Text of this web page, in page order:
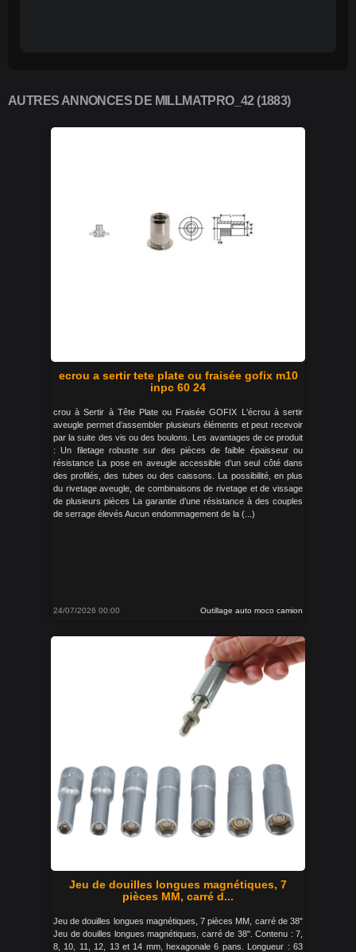
AUTRES ANNONCES DE MILLMATPRO_42 (1883)
ecrou a sertir tete plate ou fraisée gofix m10
inpc 60 24
crou à Sertir à Tête Plate ou Fraisée GOFIX L'écrou à sertir
aveugle permet d’assembler plusieurs éléments et peut recevoir
par la suite des vis ou des boulons. Les avantages de ce produit
: Un filetage robuste sur des pièces de faible épaisseur ou
résistance La pose en aveugle accessible d’un seul côté dans
des profilés, des tubes ou des caissons. La possibilité, en plus
du rivetage aveugle, de combinaisons de rivetage et de vissage
de plusieurs pièces La garantie d’une résistance à des couples
de serrage élevés Aucun endommagement de la (...)
24/07/2026 00:00 Outillage auto moco camion
Jeu de douilles longues magnétiques, 7
pièces MM, carré d...
Jeu de douilles longues magnétiques, 7 pièces MM, carré de 38"
Jeu de douilles longues magnétiques, carré de 38". Contenu : 7,
8, 10, 11, 12, 13 et 14 mm, hexagonale 6 pans. Longueur : 63